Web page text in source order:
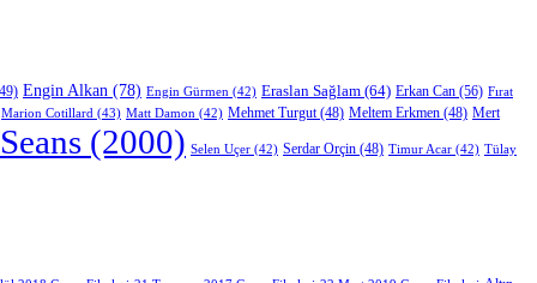
Engin Alkan (78) Engin Gürmen (42) Eraslan Sağlam (64) Erkan Can (56) Fırat
Marion Cotillard (43) Matt Damon (42) Mehmet Turgut(48) Meltem Erkmen (48) Mert
Seans (2000) Selen Uçer (42) Serdar Orçin (48) Timur Acar (42) Tülay